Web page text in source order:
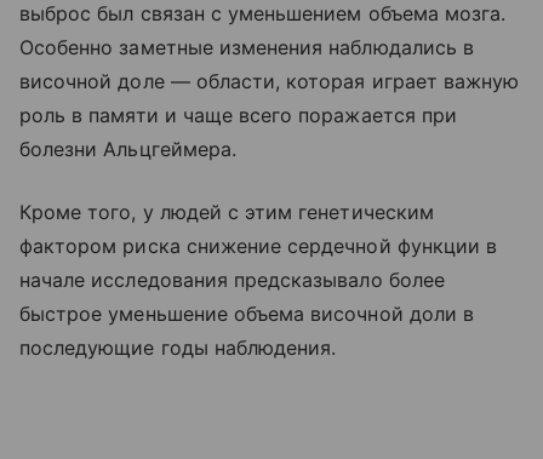
выброс был связан с уменьшением объема мозга.
Особенно заметные изменения наблюдались в
височной доле — области, которая играет важную
роль в памяти и чаще всего поражается при
болезни Альцгеймера.
Кроме того, у людей с этим генетическим
фактором риска снижение сердечной функции в
начале исследования предсказывало более
быстрое уменьшение объема височной доли в
последующие годы наблюдения.